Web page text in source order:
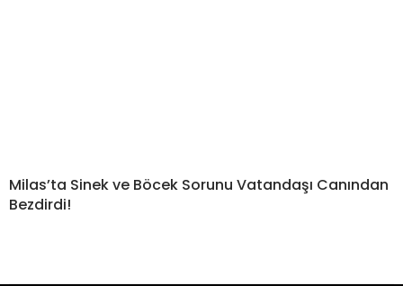
Milas’ta Sinek ve Böcek Sorunu Vatandaşı Canından
Bezdirdi!